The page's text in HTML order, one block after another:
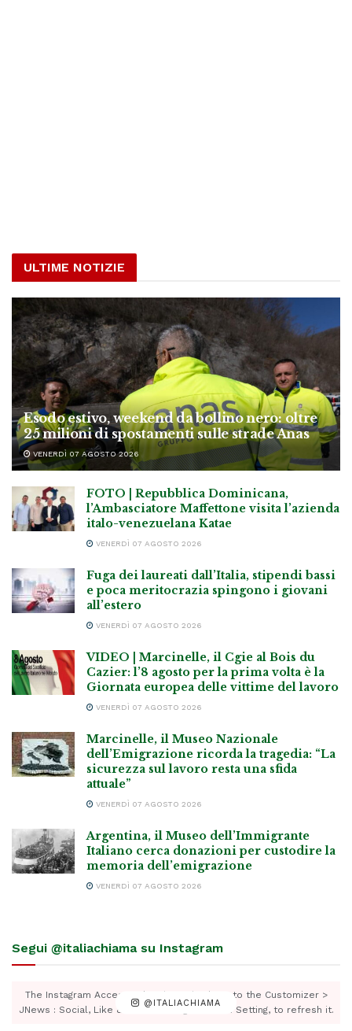
ULTIME NOTIZIE
Esodo estivo, weekend da bollino nero: oltre
25 milioni di spostamenti sulle strade Anas
VENERDÌ 07 AGOSTO 2026
FOTO | Repubblica Dominicana,
l’Ambasciatore Maffettone visita l’azienda
italo-venezuelana Katae
VENERDÌ 07 AGOSTO 2026
Fuga dei laureati dall’Italia, stipendi bassi
e poca meritocrazia spingono i giovani
all’estero
VENERDÌ 07 AGOSTO 2026
VIDEO | Marcinelle, il Cgie al Bois du
Cazier: l’8 agosto per la prima volta è la
Giornata europea delle vittime del lavoro
VENERDÌ 07 AGOSTO 2026
Marcinelle, il Museo Nazionale
dell’Emigrazione ricorda la tragedia: “La
sicurezza sul lavoro resta una sfida
attuale”
VENERDÌ 07 AGOSTO 2026
Argentina, il Museo dell’Immigrante
Italiano cerca donazioni per custodire la
memoria dell’emigrazione
VENERDÌ 07 AGOSTO 2026
Segui @italiachiama su Instagram
@ITALIACHIAMA
The Instagram Access Token is expired, Go to the Customizer >
JNews : Social, Like & View > Instagram Feed Setting, to refresh it.